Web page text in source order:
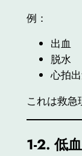
例：
出血
脱水
心拍
これは救急
1-2.低